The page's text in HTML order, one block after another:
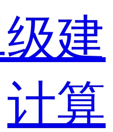
建
计算